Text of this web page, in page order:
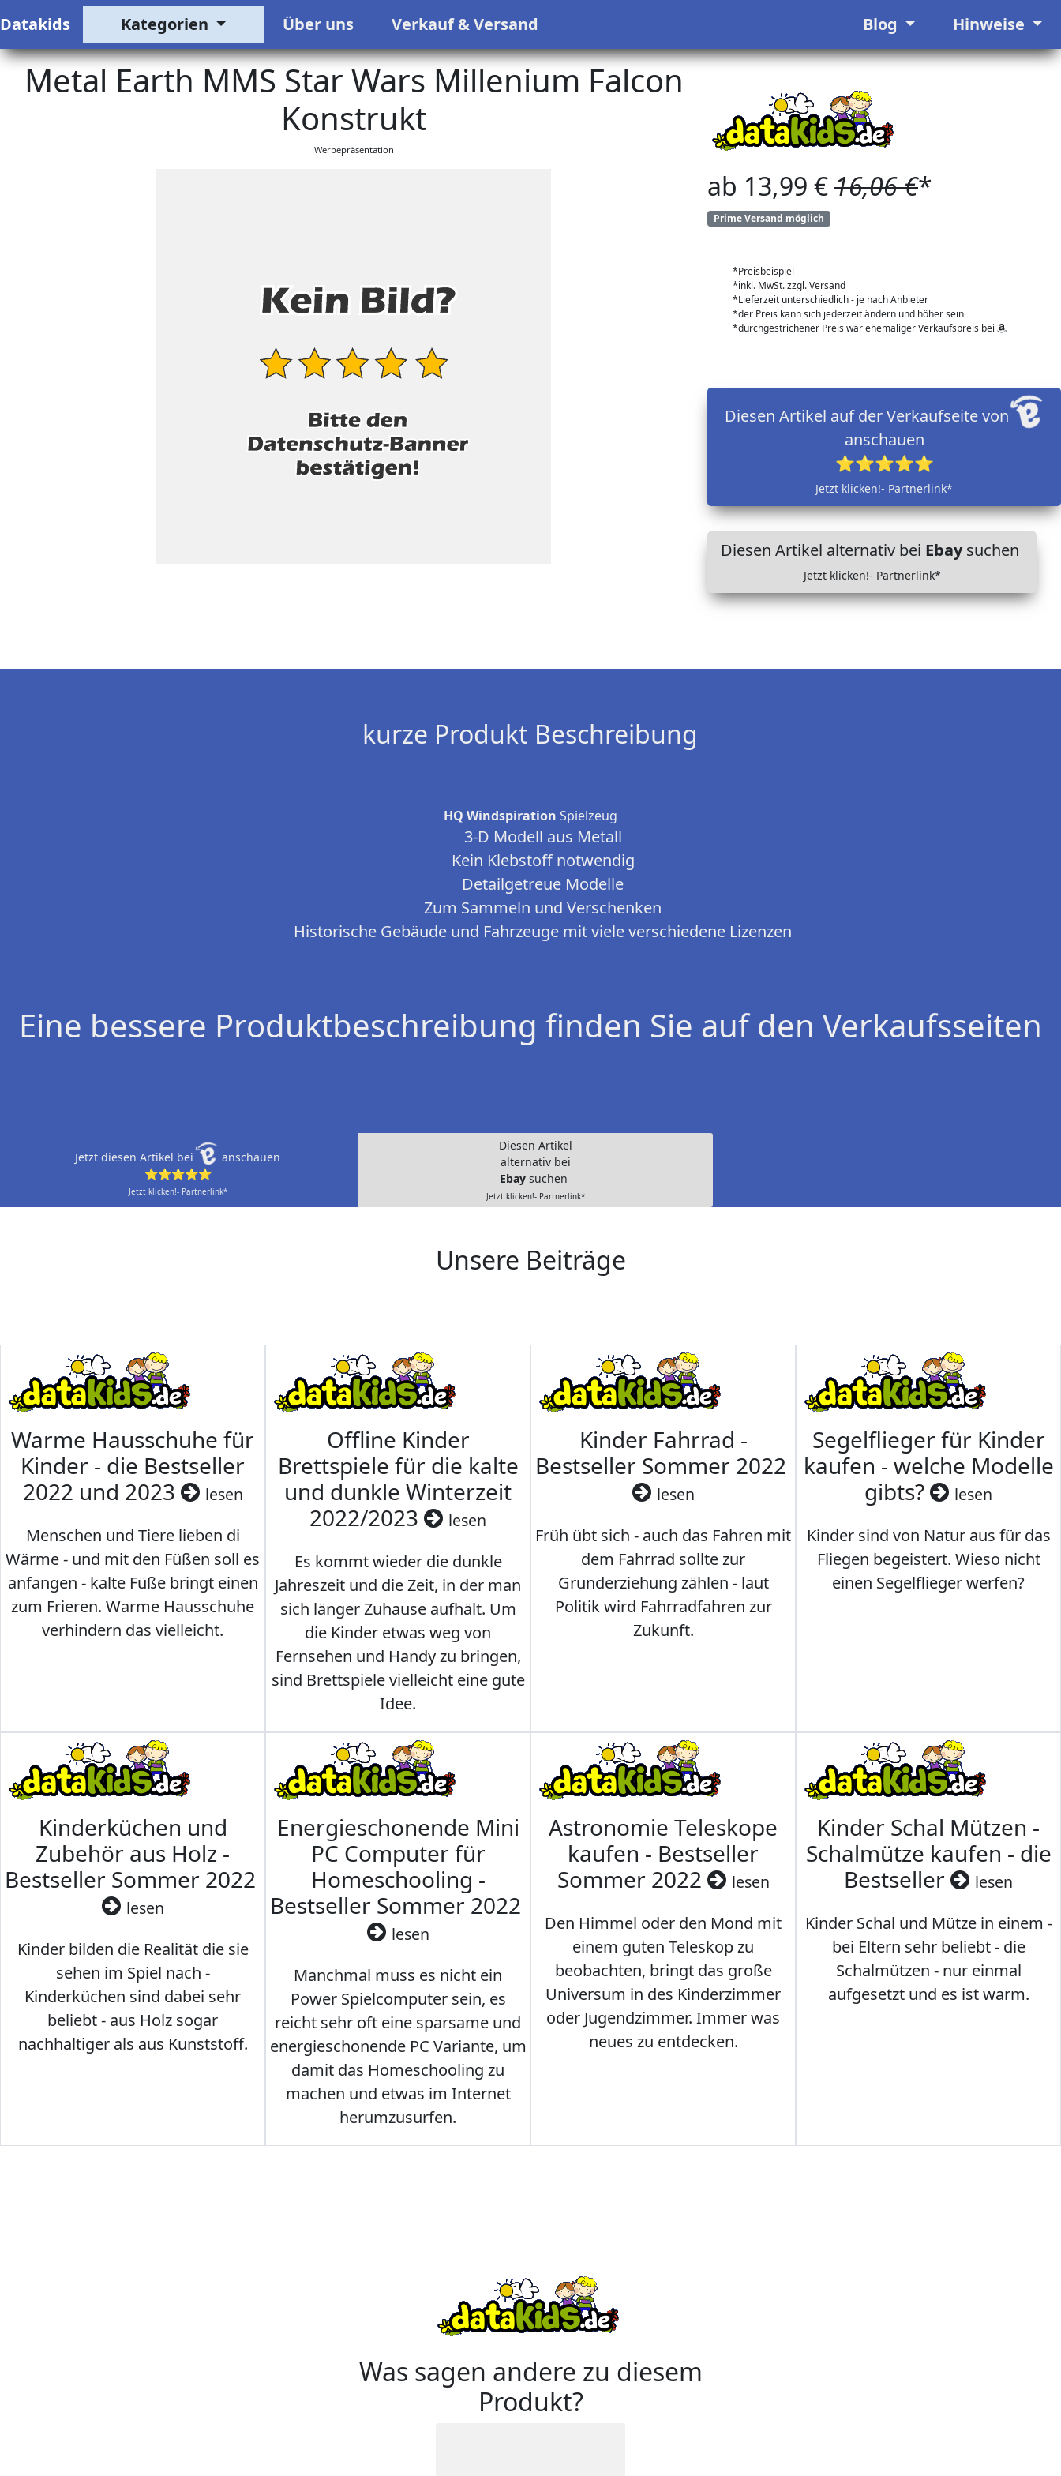
Datakids Kategorien Über uns Verkauf & Versand Blog Hinweise
Metal Earth MMS Star Wars Millenium Falcon
Konstrukt
Werbepräsentation
ab 13,99 €16,06 €*
Prime Versand möglich
*Preisbeispiel
*inkl. MwSt. zzgl. Versand
*Lieferzeit unterschiedlich - je nach Anbieter
*der Preis kann sich jederzeit ändern und höher sein
*durchgestrichener Preis war ehemaliger Verkaufspreis bei
Diesen Artikel auf der Verkaufseite von
anschauen
⭐⭐⭐⭐⭐
Jetzt klicken!- Partnerlink*
Diesen Artikel alternativ bei Ebaysuchen
Jetzt klicken!- Partnerlink*
kurze Produkt Beschreibung
HQ Windspiration Spielzeug
3-D Modell aus Metall
Kein Klebstoff notwendig
Detailgetreue Modelle
Zum Sammeln und Verschenken
Historische Gebäude und Fahrzeuge mit viele verschiedene Lizenzen
Eine bessere Produktbeschreibung finden Sie auf den Verkaufsseiten
Jetzt diesen Artikel bei
anschauen
⭐⭐⭐⭐⭐
Jetzt klicken!- Partnerlink*
Diesen Artikel
alternativ bei
Ebay suchen
Jetzt klicken!- Partnerlink*
Unsere Beiträge
Warme Hausschuhe für
Kinder - die Bestseller
2022 und 2023
lesen
Menschen und Tiere lieben di
Wärme - und mit den Füßen soll es
anfangen - kalte Füße bringt einen
zum Frieren. Warme Hausschuhe
verhindern das vielleicht.
Offline Kinder
Brettspiele für die kalte
und dunkle Winterzeit
2022/2023
lesen
Es kommt wieder die dunkle
Jahreszeit und die Zeit, in der man
sich länger Zuhause aufhält. Um
die Kinder etwas weg von
Fernsehen und Handy zu bringen,
sind Brettspiele vielleicht eine gute
Idee.
Kinder Fahrrad -
Bestseller Sommer 2022
lesen
Früh übt sich - auch das Fahren mit
dem Fahrrad sollte zur
Grunderziehung zählen - laut
Politik wird Fahrradfahren zur
Zukunft.
Segelflieger für Kinder
kaufen - welche Modelle
gibts?
lesen
Kinder sind von Natur aus für das
Fliegen begeistert. Wieso nicht
einen Segelflieger werfen?
Kinderküchen und
Zubehör aus Holz -
Bestseller Sommer 2022
lesen
Kinder bilden die Realität die sie
sehen im Spiel nach -
Kinderküchen sind dabei sehr
beliebt - aus Holz sogar
nachhaltiger als aus Kunststoff.
Energieschonende Mini
PC Computer für
Homeschooling -
Bestseller Sommer 2022
lesen
Manchmal muss es nicht ein
Power Spielcomputer sein, es
reicht sehr oft eine sparsame und
energieschonende PC Variante, um
damit das Homeschooling zu
machen und etwas im Internet
herumzusurfen.
Astronomie Teleskope
kaufen - Bestseller
Sommer 2022
lesen
Den Himmel oder den Mond mit
einem guten Teleskop zu
beobachten, bringt das große
Universum in des Kinderzimmer
oder Jugendzimmer. Immer was
neues zu entdecken.
Kinder Schal Mützen -
Schalmütze kaufen - die
Bestseller
lesen
Kinder Schal und Mütze in einem -
bei Eltern sehr beliebt - die
Schalmützen - nur einmal
aufgesetzt und es ist warm.
Was sagen andere zu diesem
Produkt?